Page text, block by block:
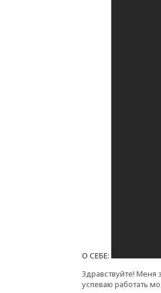
О СЕБЕ:
Здравствуйте! Меня
успеваю работать